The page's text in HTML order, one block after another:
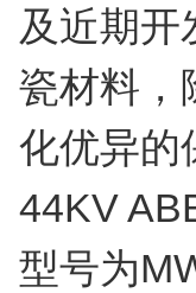
及近期开
瓷材料，
化优异的
44KV
型号为